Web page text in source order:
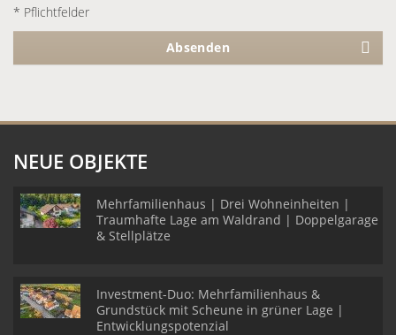
* Pflichtfelder
Absenden
NEUE OBJEKTE
Mehrfamilienhaus | Drei Wohneinheiten |
Traumhafte Lage am Waldrand | Doppelgarage
& Stellplätze
Investment-Duo: Mehrfamilienhaus &
Grundstück mit Scheune in grüner Lage |
Entwicklungspotenzial